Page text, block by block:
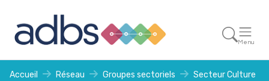
Menu
Accueil Réseau Groupes sectoriels Secteur Culture